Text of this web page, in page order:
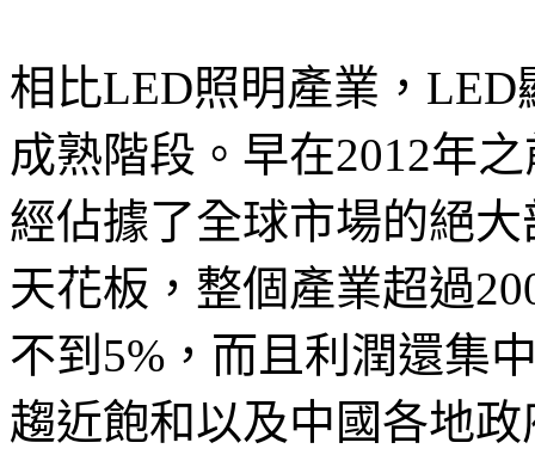
相比LED照明產業，
成熟階段。早在2012年
經佔據了全球市場的絕
天花板，整個產業超過
不到5%，而且利潤還集
趨近飽和以及中國各地